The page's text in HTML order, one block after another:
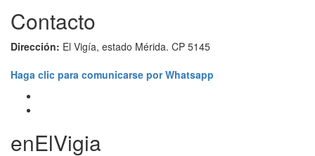
Contacto
Dirección: El Vigía, estado Mérida. CP 5145
Haga clic para comunicarse por Whatsapp
enElVigia